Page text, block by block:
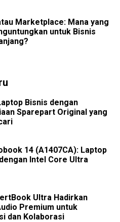
Marketplace: Mana yang
untuk Bisnis
Bisnis dengan
Sparepart Original yang
14 (A1407CA): Laptop
Intel Core Ultra
Ultra Hadirkan
Premium untuk
dan Kolaborasi